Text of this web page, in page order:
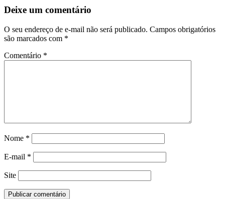
Deixe um comentário
O seu endereço de e-mail não será publicado. Campos obrigatórios
são marcados com *
Comentário *
Nome *
E-mail *
Site